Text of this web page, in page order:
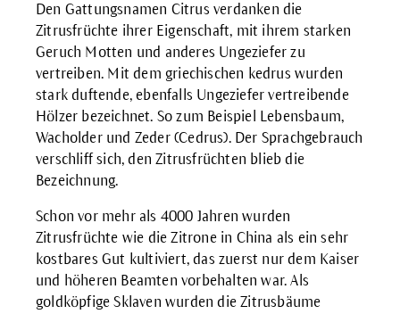
Den Gattungsnamen Citrus verdanken die
Zitrusfrüchte ihrer Eigenschaft, mit ihrem starken
Geruch Motten und anderes Ungeziefer zu
vertreiben. Mit dem griechischen kedrus wurden
stark duftende, ebenfalls Ungeziefer vertreibende
Hölzer bezeichnet. So zum Beispiel Lebensbaum,
Wacholder und Zeder (Cedrus). Der Sprachgebrauch
verschliff sich, den Zitrusfrüchten blieb die
Bezeichnung.
Schon vor mehr als 4000 Jahren wurden
Zitrusfrüchte wie die Zitrone in China als ein sehr
kostbares Gut kultiviert, das zuerst nur dem Kaiser
und höheren Beamten vorbehalten war. Als
goldköpfige Sklaven wurden die Zitrusbäume